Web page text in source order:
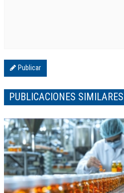
Publicar
PUBLICACIONES SIMILARES